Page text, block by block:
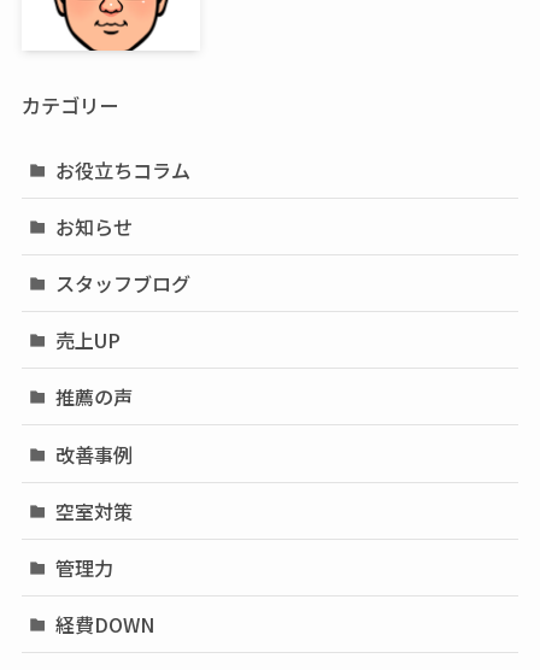
カテゴリー
お役立ちコラム
お知らせ
スタッフブログ
売上UP
推薦の声
改善事例
空室対策
管理力
経費DOWN